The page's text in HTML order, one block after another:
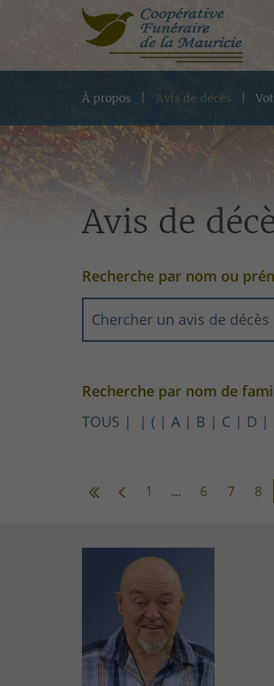
À propos Avis de décès
Avis de
Recherche par nom ou
Recherche par nom de
TOUS
( A B C D
1 ... 6 7 8